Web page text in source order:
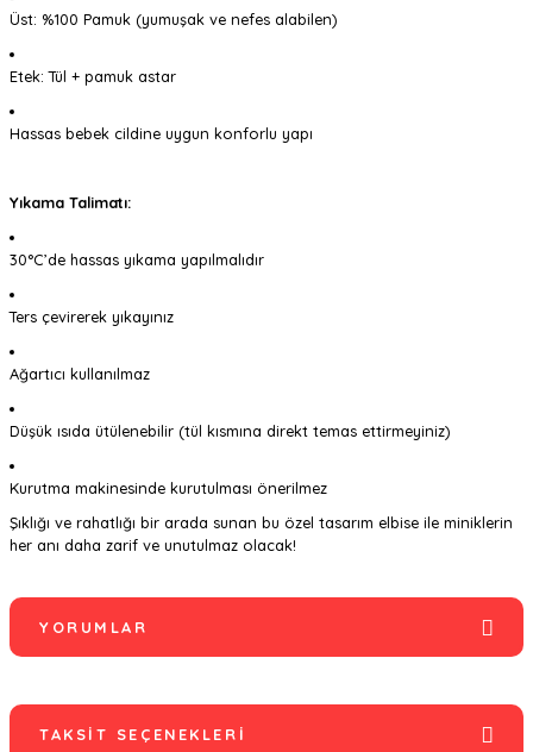
Üst: %100 Pamuk (yumuşak ve nefes alabilen)
Etek: Tül + pamuk astar
Hassas bebek cildine uygun konforlu yapı
Yıkama Talimatı:
30°C’de hassas yıkama yapılmalıdır
Ters çevirerek yıkayınız
Ağartıcı kullanılmaz
Düşük ısıda ütülenebilir (tül kısmına direkt temas ettirmeyiniz)
Kurutma makinesinde kurutulması önerilmez
Şıklığı ve rahatlığı bir arada sunan bu özel tasarım elbise ile miniklerin
her anı daha zarif ve unutulmaz olacak!
YORUMLAR
Bu ürüne ilk yorumu siz yapın!
TAKSIT SEÇENEKLERI